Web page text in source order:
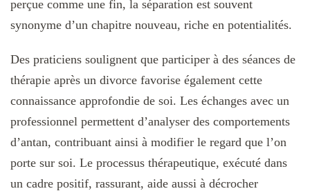
perçue comme une fin, la séparation est souvent
synonyme d’un chapitre nouveau, riche en potentialités.
Des praticiens soulignent que participer à des séances de
thérapie après un divorce favorise également cette
connaissance approfondie de soi. Les échanges avec un
professionnel permettent d’analyser des comportements
d’antan, contribuant ainsi à modifier le regard que l’on
porte sur soi. Le processus thérapeutique, exécuté dans
un cadre positif, rassurant, aide aussi à décrocher